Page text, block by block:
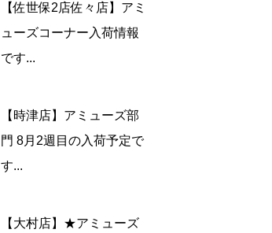
【佐世保2店佐々店】アミ
ューズコーナー入荷情報
です...
【時津店】アミューズ部
門 8月2週目の入荷予定で
す...
【大村店】★アミューズ